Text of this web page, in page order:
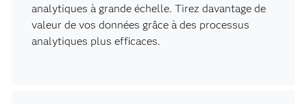
analytiques à grande échelle. Tirez davantage de
valeur de vos données grâce à des processus
analytiques plus efficaces.